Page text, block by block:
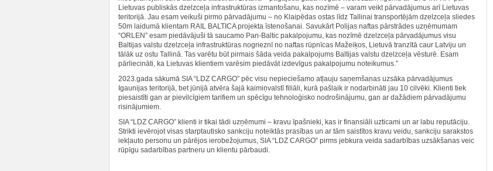
Lietuvas publiskās dzelzceļa infrastruktūras izmantošanu, kas nozīmē – varam veikt pārvadājumus arī Lietuvas
teritorijā. Jau esam veikuši pirmo pārvadājumu – no Klaipēdas ostas līdz Tallinai transportējām dzelzceļa sliedes
50m laidumā klientam RAIL BALTICA projekta īstenošanai. Savukārt Polijas naftas pārstrādes uzņēmumam
“ORLEN” esam piedāvājuši tā saucamo Pan-Baltic pakalpojumu, kas nozīmē dzelzceļa pārvadājumus visu
Baltijas valstu dzelzceļa infrastruktūras nogrieznī no naftas rūpnīcas Mažeiķos, Lietuvā tranzītā caur Latviju un
tālāk uz ostu Tallinā. Tas varētu būt pirmais šāda veida pakalpojums Baltijas valstu dzelzceļa vēsturē. Esam
pārliecināti, ka Lietuvas klientiem varēsim piedāvāt izdevīgus pakalpojumu noteikumus.”
2023.gada sākumā SIA “LDZ CARGO” pēc visu nepieciešamo atļauju saņemšanas uzsāka pārvadājumus
Igaunijas teritorijā, bet jūnijā atvēra šajā kaimiņvalstī filiāli, kurā pašlaik ir nodarbināti jau 10 cilvēki. Klienti tiek
piesaistīti gan ar pievilcīgiem tarifiem un spēcīgu tehnoloģisko nodrošinājumu, gan ar dažādiem pārvadājumu
risinājumiem.
SIA “LDZ CARGO” klienti ir tikai tādi uzņēmumi – kravu īpašnieki, kas ir finansiāli uzticami un ar labu reputāciju.
Strikti ievērojot visas starptautisko sankciju noteiktās prasības un ar tām saistītos kravu veidu, sankciju sarakstos
iekļauto personu un pārējos ierobežojumus, SIA “LDZ CARGO” pirms jebkura veida sadarbības uzsākšanas veic
rūpīgu sadarbības partneru un klientu pārbaudi.